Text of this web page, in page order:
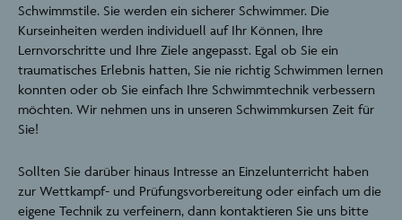
Schwimmstile. Sie werden ein sicherer Schwimmer. Die
Kurseinheiten werden individuell auf Ihr Können, Ihre
Lernvorschritte und Ihre Ziele angepasst. Egal ob Sie ein
traumatisches Erlebnis hatten, Sie nie richtig Schwimmen lernen
konnten oder ob Sie einfach Ihre Schwimmtechnik verbessern
möchten. Wir nehmen uns in unseren Schwimmkursen Zeit für
Sie!
Sollten Sie darüber hinaus Intresse an Einzelunterricht haben
zur Wettkampf- und Prüfungsvorbereitung oder einfach um die
eigene Technik zu verfeinern, dann kontaktieren Sie uns bitte